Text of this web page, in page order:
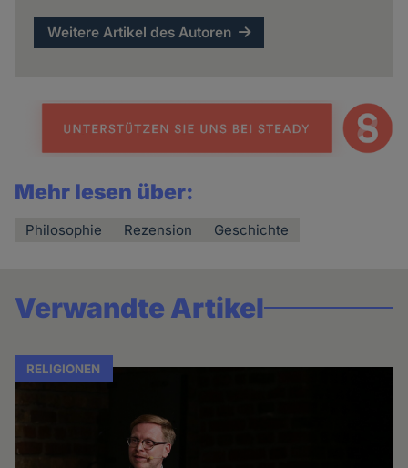
Weitere Artikel des Autoren
Mehr lesen über:
Philosophie Rezension Geschichte
Verwandte Artikel
RELIGIONEN